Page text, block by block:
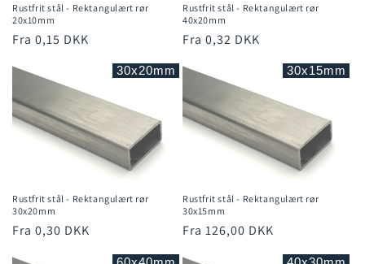
o
n
Rustfrit stål - Rektangulært rør
20x10mm
Normalpris
Fra 0,15 DKK
Rustfrit stål - Rektangulært rør
40x20mm
Normalpris
Fra 0,32 DKK
Rustfrit stål - Rektangulært rør
30x20mm
Normalpris
Fra 0,30 DKK
30x20mm
Rustfrit stål - Rektangulært rør
30x15mm
Normalpris
Fra 126,00 DKK
30x15mm